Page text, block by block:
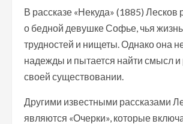
В рассказе «Некуда» (1885) Лесков
о бедной девушке Софье, чья
трудностей и нищеты. Однако она
надежды и пытается найти смысл и
своей существовании.
Другими известными рассказами
являются «Очерки», которые